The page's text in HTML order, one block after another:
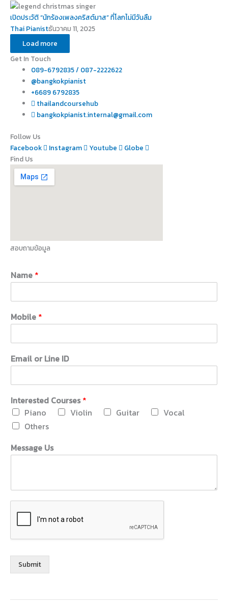
เปิดประวัติ “นักร้องเพลงคริสต์มาส” ที่โลกไม่มีวันลืม
Thai Pianistธันวาคม 11, 2025
Load more
Get In Touch
089-6792835 / 087-2222622
@bangkokpianist
+6689 6792835
thailandcoursehub
bangkokpianist.internal@gmail.com
Follow Us
Facebook
Instagram Youtube
Globe
Find Us
สอบถามข้อมูล
Name *
Mobile *
Email or Line ID
Interested Courses*
Piano
Violin Guitar
Vocal
Others
M
e
g
e
m
Message Us
Submit